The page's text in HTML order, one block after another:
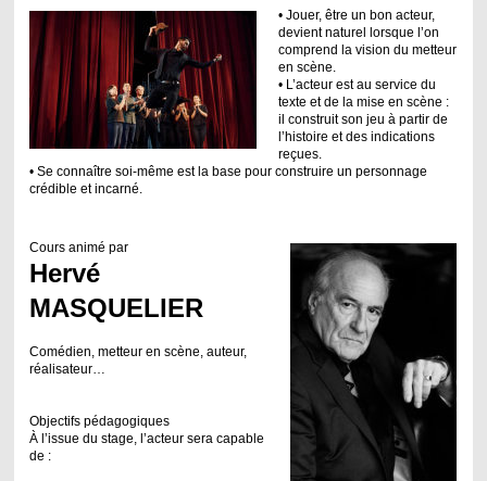
• Jouer, être un bon acteur,
devient naturel lorsque l’on
comprend la vision du metteur
en scène.
• L’acteur est au service du
texte et de la mise en scène :
il construit son jeu à partir de
l’histoire et des indications
reçues.
• Se connaître soi-même est la base pour construire un personnage
crédible et incarné.
Cours animé par
Hervé
MASQUELIER
Comédien, metteur en scène, auteur,
réalisateur…
Objectifs pédagogiques
À l’issue du stage, l’acteur sera capable
de :